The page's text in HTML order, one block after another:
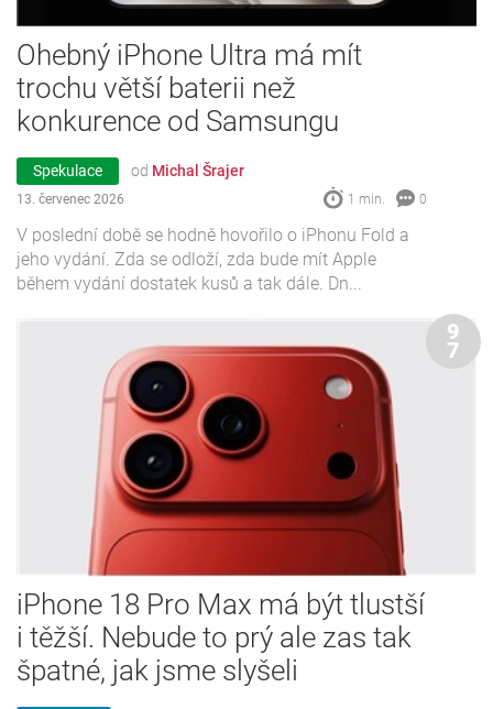
Ohebný iPhone Ultra má mít
trochu větší baterii než
konkurence od Samsungu
Spekulace od Michal Šrajer
13. červenec 2026 1 min. 0
V poslední době se hodně hovořilo o iPhonu Fold a
jeho vydání. Zda se odloží, zda bude mít Apple
během vydání dostatek kusů a tak dále. Dn...
iPhone 18 Pro Max má být tlustší
i těžší. Nebude to prý ale zas tak
špatné, jak jsme slyšeli
9
7